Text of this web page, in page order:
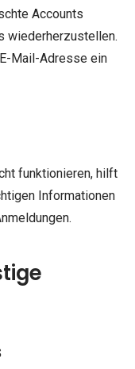
Accounts
wiederherzustellen.
Mail-Adresse ein
funktionieren, hilft
Informationen